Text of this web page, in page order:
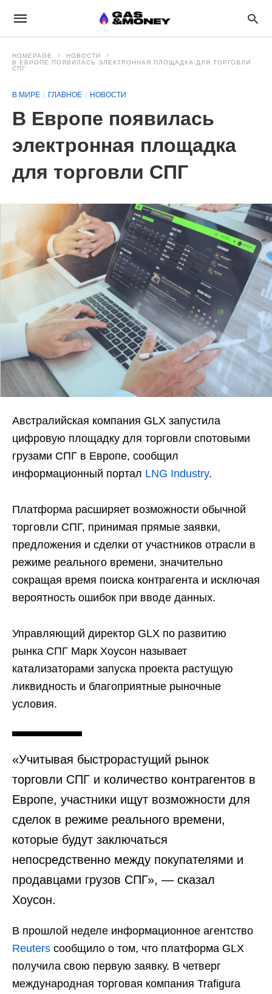
HOMEPAGE
НОВОСТИ
В ЕВРОПЕ ПОЯВИЛАСЬ ЭЛЕКТРОННАЯ ПЛОЩАДКА ДЛЯ ТОРГОВЛИ
СПГ
В МИРЕ ГЛАВНОЕ НОВОСТИ
В Европе появилась
электронная площадка
для торговли СПГ
Австралийская компания GLX запустила
цифровую площадку для торговли спотовыми
грузами СПГ в Европе, сообщил
информационный портал LNG Industry.
Платформа расширяет возможности обычной
торговли СПГ, принимая прямые заявки,
предложения и сделки от участников отрасли в
режиме реального времени, значительно
сокращая время поиска контрагента и исключая
вероятность ошибок при вводе данных.
Управляющий директор GLX по развитию
рынка СПГ Марк Хоусон называет
катализаторами запуска проекта растущую
ликвидность и благоприятные рыночные
условия.
«Учитывая быстрорастущий рынок
торговли СПГ и количество контрагентов в
Европе, участники ищут возможности для
сделок в режиме реального времени,
которые будут заключаться
непосредственно между покупателями и
продавцами грузов СПГ», — сказал
Хоусон.
В прошлой неделе информационное агентство
Reuters сообщило о том, что платформа GLX
получила свою первую заявку. В четверг
международная торговая компания Trafigura